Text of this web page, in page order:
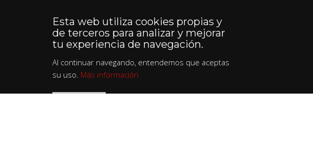
Esta web utiliza cookies propias y
de terceros para analizar y mejorar
tu experiencia de navegación.
Al continuar navegando, entendemos que aceptas
su uso. Más información